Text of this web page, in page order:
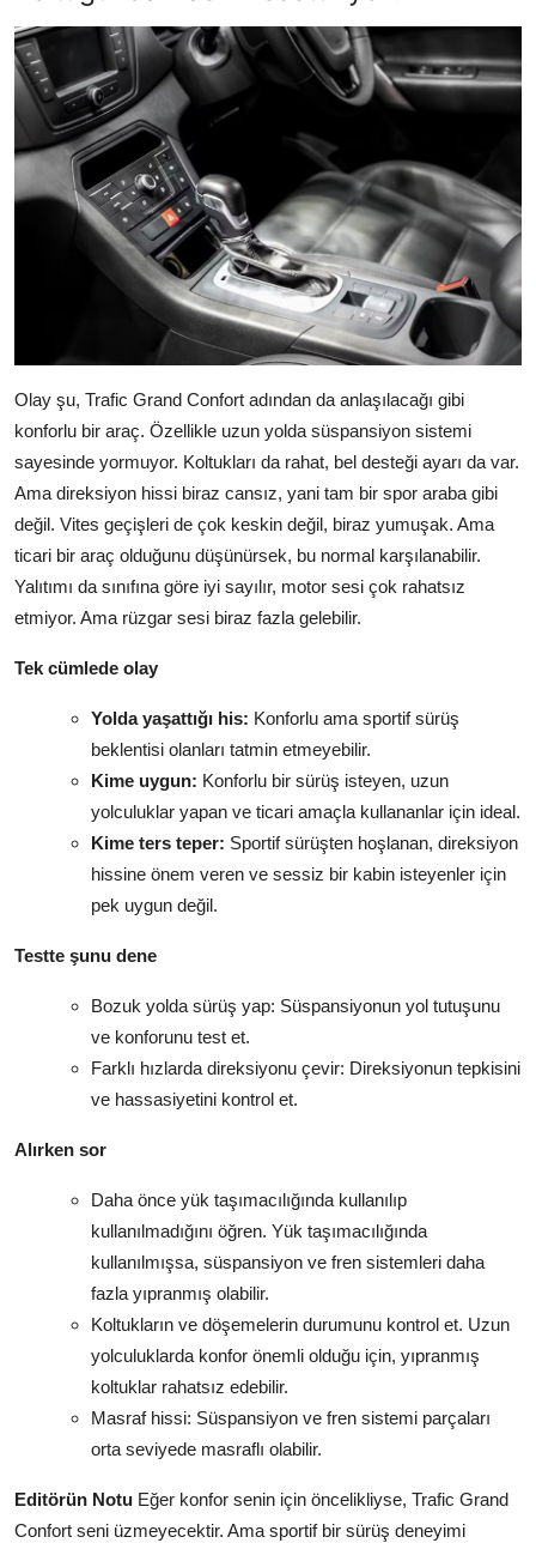
Olay şu, Trafic Grand Confort adından da anlaşılacağı gibi
konforlu bir araç. Özellikle uzun yolda süspansiyon sistemi
sayesinde yormuyor. Koltukları da rahat, bel desteği ayarı da var.
Ama direksiyon hissi biraz cansız, yani tam bir spor araba gibi
değil. Vites geçişleri de çok keskin değil, biraz yumuşak. Ama
ticari bir araç olduğunu düşünürsek, bu normal karşılanabilir.
Yalıtımı da sınıfına göre iyi sayılır, motor sesi çok rahatsız
etmiyor. Ama rüzgar sesi biraz fazla gelebilir.
Tek cümlede olay
Yolda yaşattığı his: Konforlu ama sportif sürüş
beklentisi olanları tatmin etmeyebilir.
Kime uygun: Konforlu bir sürüş isteyen, uzun
yolculuklar yapan ve ticari amaçla kullananlar için ideal.
Kime ters teper: Sportif sürüşten hoşlanan, direksiyon
hissine önem veren ve sessiz bir kabin isteyenler için
pek uygun değil.
Testte şunu dene
Bozuk yolda sürüş yap: Süspansiyonun yol tutuşunu
ve konforunu test et.
Farklı hızlarda direksiyonu çevir: Direksiyonun tepkisini
ve hassasiyetini kontrol et.
Alırken sor
Daha önce yük taşımacılığında kullanılıp
kullanılmadığını öğren. Yük taşımacılığında
kullanılmışsa, süspansiyon ve fren sistemleri daha
fazla yıpranmış olabilir.
Koltukların ve döşemelerin durumunu kontrol et. Uzun
yolculuklarda konfor önemli olduğu için, yıpranmış
koltuklar rahatsız edebilir.
Masraf hissi: Süspansiyon ve fren sistemi parçaları
orta seviyede masraflı olabilir.
Editörün Notu Eğer konfor senin için öncelikliyse, Trafic Grand
Confort seni üzmeyecektir. Ama sportif bir sürüş deneyimi